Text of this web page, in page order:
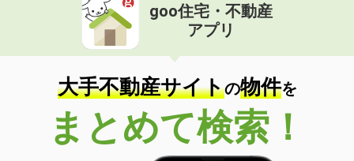
goo住宅・不動産
アプリ
大手不動産サイトの物件を
まとめて検索！